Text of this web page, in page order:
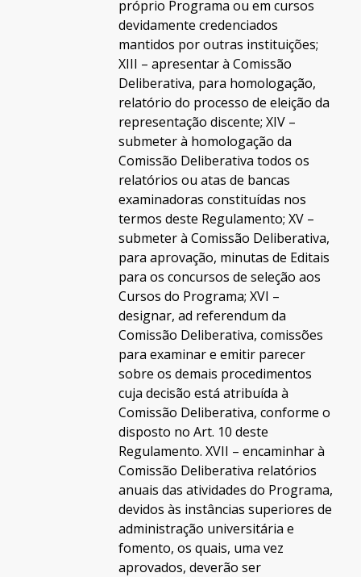
próprio Programa ou em cursos
devidamente credenciados
mantidos por outras instituições;
XIII – apresentar à Comissão
Deliberativa, para homologação,
relatório do processo de eleição da
representação discente; XIV –
submeter à homologação da
Comissão Deliberativa todos os
relatórios ou atas de bancas
examinadoras constituídas nos
termos deste Regulamento; XV –
submeter à Comissão Deliberativa,
para aprovação, minutas de Editais
para os concursos de seleção aos
Cursos do Programa; XVI –
designar, ad referendum da
Comissão Deliberativa, comissões
para examinar e emitir parecer
sobre os demais procedimentos
cuja decisão está atribuída à
Comissão Deliberativa, conforme o
disposto no Art. 10 deste
Regulamento. XVII – encaminhar à
Comissão Deliberativa relatórios
anuais das atividades do Programa,
devidos às instâncias superiores de
administração universitária e
fomento, os quais, uma vez
aprovados, deverão ser